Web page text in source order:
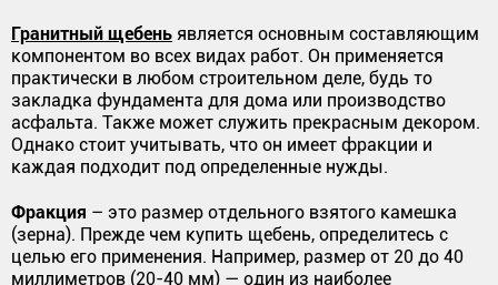
Гранитный щебень является основным составляющим
компонентом во всех видах работ. Он применяется
практически в любом строительном деле, будь то
закладка фундамента для дома или производство
асфальта. Также может служить прекрасным декором.
Однако стоит учитывать, что он имеет фракции и
каждая подходит под определенные нужды.
Фракция – это размер отдельного взятого камешка
(зерна). Прежде чем купить щебень, определитесь с
целью его применения. Например, размер от 20 до 40
миллиметров (20-40 мм) — один из наиболее